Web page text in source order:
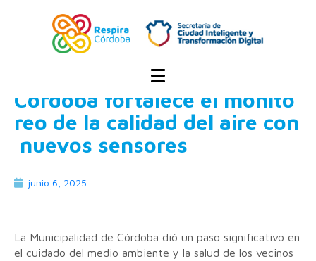
Uncategorized
Córdoba fortalece el monito
reo de la calidad del aire con
nuevos sensores
junio 6, 2025
La Municipalidad de Córdoba dió un paso significativo en
el cuidado del medio ambiente y la salud de los vecinos